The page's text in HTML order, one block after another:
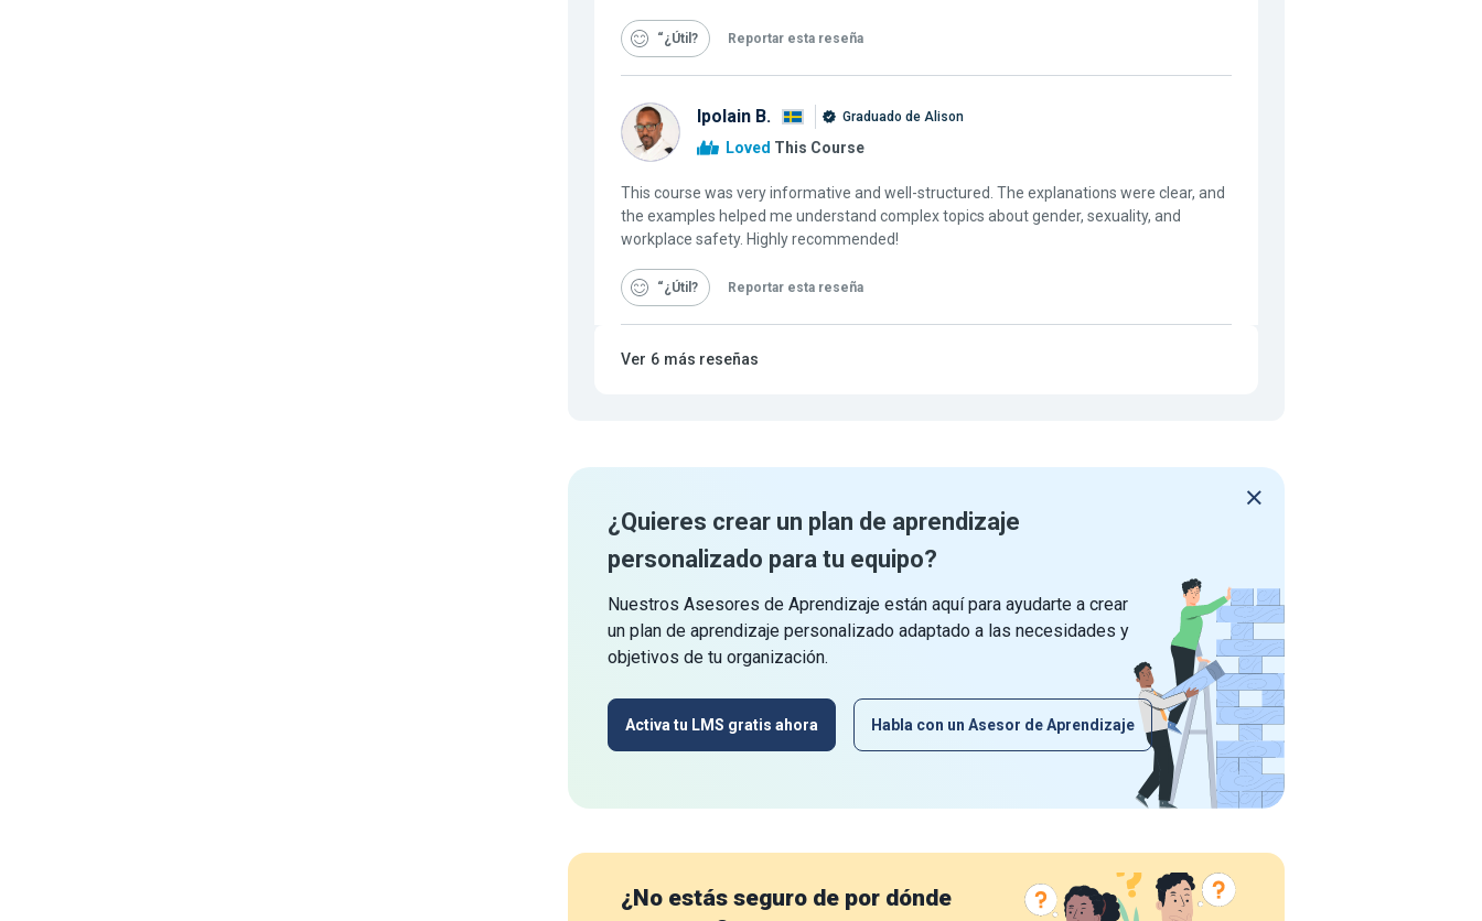
“¿Útil Reportar esta reseña
Ipolain B. Graduado de Alison
Loved This Course
This course was very informative and well-structured. The explanations were clear, and
the examples helped me understand complex topics about gender, sexuality, and
workplace safety. Highly recommended!
“¿Útil Reportar esta reseña
Ver 6 más reseñas
¿Quieres crear un plan de aprendizaje
personalizado para tu equipo?
Nuestros Asesores de Aprendizaje están aquí para ayudarte a crear
un plan de aprendizaje personalizado adaptado a las necesidades y
objetivos de tu organización.
Activa tu LMS gratis ahora Habla con un Asesor de Aprendizaje
¿No estás seguro de por dónde